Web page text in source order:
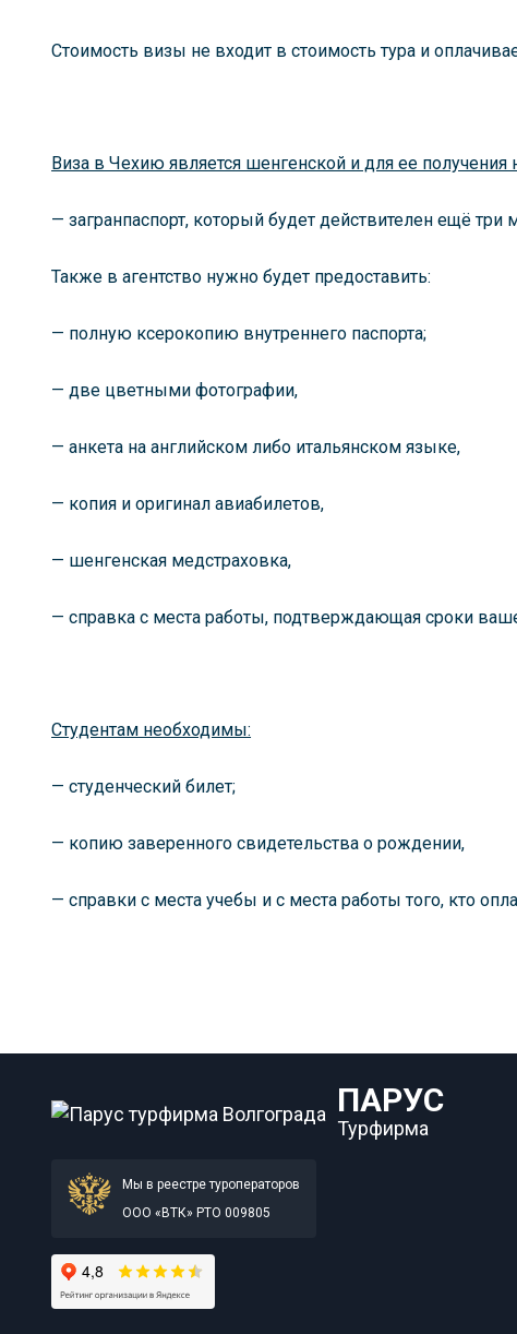
Стоимость визы не входит в стоимость тура и
Виза в Чехию является шенгенской и для ее получения
— загранпаспорт, который будет действителен ещё три
Также в агентство нужно будет предоставить:
— полную ксерокопию внутреннего паспорта;
— две цветными фотографии,
— анкета на английском либо итальянском языке,
— копия и оригинал авиабилетов,
— шенгенская медстраховка,
— справка с места работы, подтверждающая сроки
Студентам необходимы:
— студенческий билет;
— копию заверенного свидетельства о рождении,
— справки с места учебы и с места работы того, кто
ПАРУС
Турфирма
Мы в реестре туроператоров
ООО «ВТК» РТО 009805